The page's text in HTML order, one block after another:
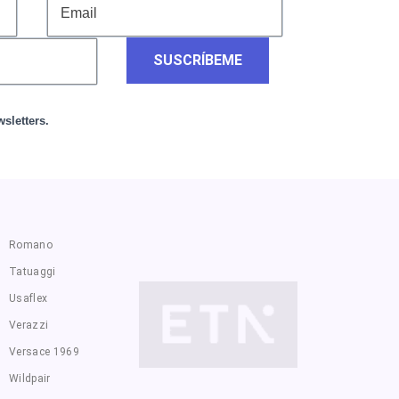
SUSCRÍBEME
Romano
Tatuaggi
Usaflex
Verazzi
Versace 1969
Wildpair